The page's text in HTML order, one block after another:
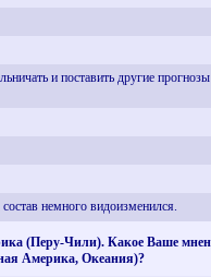
и поставить другие
немного видоизменился.
(Перу-Чили). Какое Ваше
Америка, Океания)?